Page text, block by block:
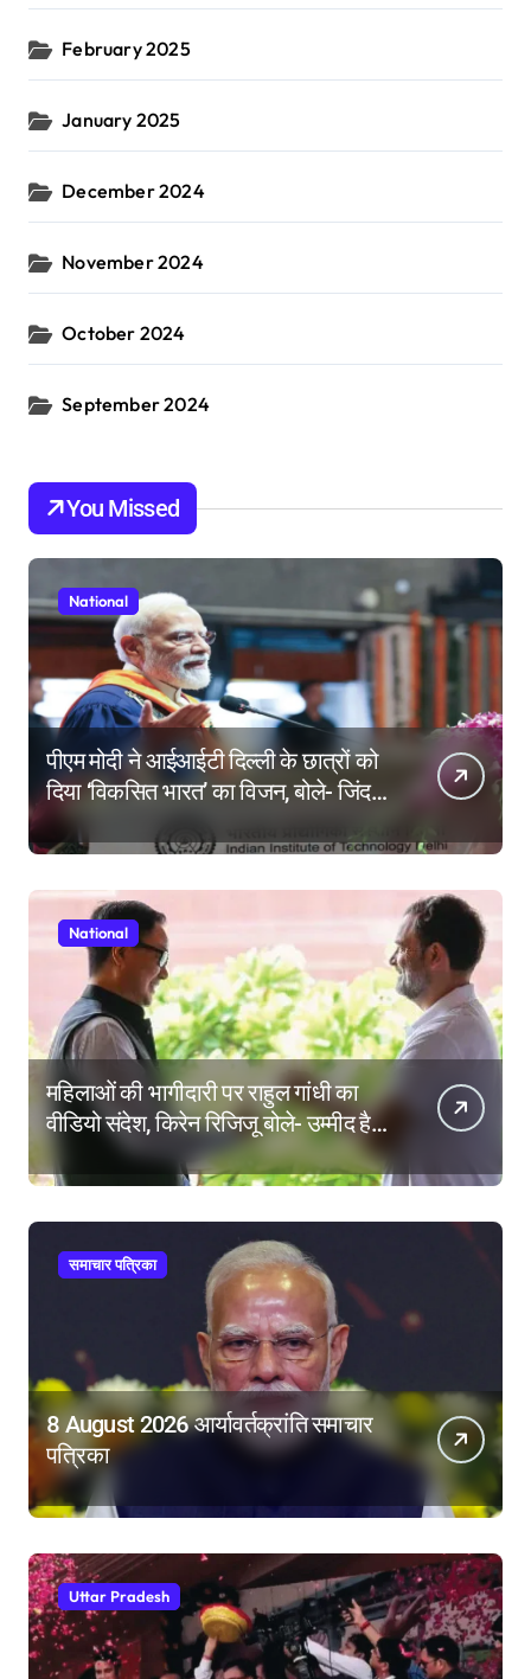
February 2025
January 2025
December 2024
November 2024
October 2024
September 2024
You Missed
National
पीएम मोदी ने आईआईटी दिल्ली के छात्रों को
दिया ‘विकसित भारत’ का विजन, बोले- जिंदगी
की परीक्षा में सब कुछ आउट ऑफ सिलेबस
होता है
National
महिलाओं की भागीदारी पर राहुल गांधी का
वीडियो संदेश, किरेन रिजिजू बोले- उम्मीद है
महिला आरक्षण बिल का बिना शर्त करेंगे
समर्थन
समाचार पत्रिका
8 August 2026 आर्यावर्तक्रांति समाचार
पत्रिका
Uttar Pradesh